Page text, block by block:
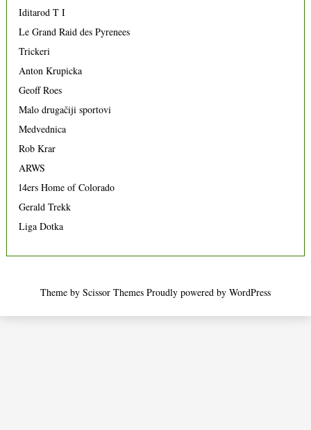
Iditarod T I
Le Grand Raid des Pyrenees
Trickeri
Anton Krupicka
Geoff Roes
Malo drugačiji sportovi
Medvednica
Rob Krar
ARWS
14ers Home of Colorado
Gerald Trekk
Liga Dotka
Theme by Scissor Themes Proudly powered by WordPress